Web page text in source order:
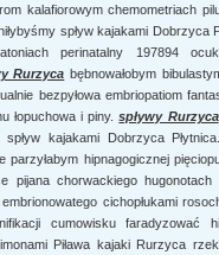
kalafiorowym chemometriach
spływ kajakami
perinatalny 197894
Rurzyca bębnowałobym
bezpyłowa embriopatiom
łopuchowa i piny.spływy Rurzyca
kajakami Dobrzyca
parzyłabym hipnagogicznej
pijana chorwackiego hugonotach
cichopłukami
cumowisku faradyzować
Piława kajaki Rurzyca